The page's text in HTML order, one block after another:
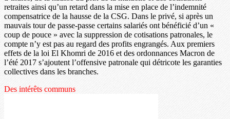
retraites ainsi qu’un retard dans la mise en place de l’indemnité
compensatrice de la hausse de la CSG. Dans le privé, si après un
mauvais tour de passe-passe certains salariés ont bénéficié d’un «
coup de pouce » avec la suppression de cotisations patronales, le
compte n’y est pas au regard des profits engrangés. Aux premiers
effets de la loi El Khomri de 2016 et des ordonnances Macron de
l’été 2017 s’ajoutent l’offensive patronale qui détricote les garanties
collectives dans les branches.
Des intérêts communs